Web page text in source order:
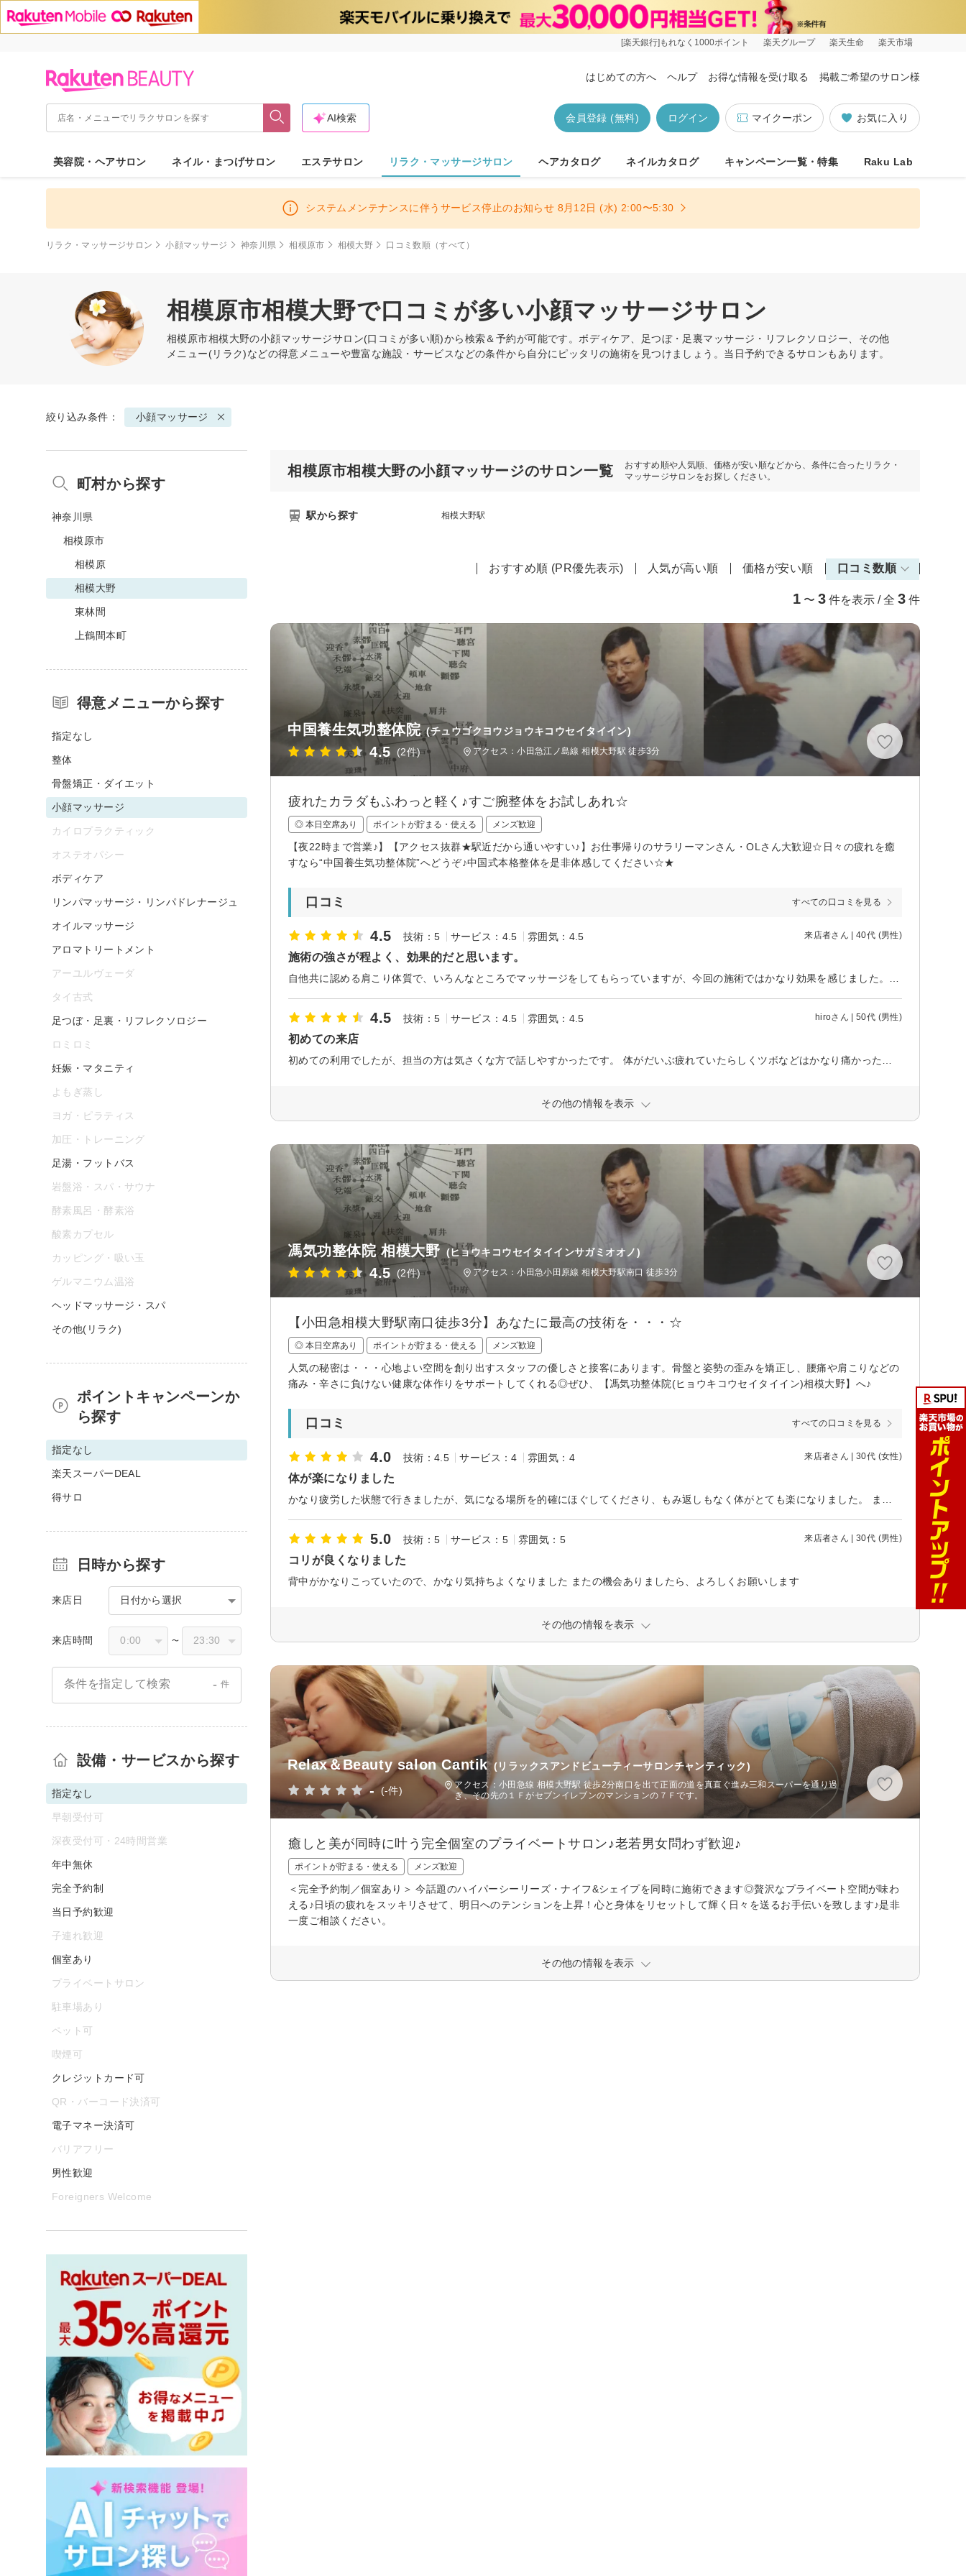
[楽天銀行]もれなく1000ポイント 楽天グループ 楽天生命 楽天市場
はじめての方へ ヘルプ お得な情報を受け取る 掲載ご希望のサロン様
お気に入り
マイクーポン
ログイン
会員登録 (無料)
AI検索
美容院・ヘアサロン ネイル・まつげサロン エステサロン リラク・マッサージサロン ヘアカタログ ネイルカタログ キャンペーン一覧・特集 Raku Lab
システムメンテナンスに伴うサービス停止のお知らせ 8月12日 (水) 2:00〜5:30
リラク・マッサージサロン 小顔マッサージ 神奈川県 相模原市 相模大野 口コミ数順（すべて）
相模原市相模大野で口コミが多い小顔マッサージサロン
相模原市相模大野の小顔マッサージサロン(口コミが多い順)から検索＆予約が可能です。ボディケア、足つぼ・足裏マッサージ・リフレクソロジー、その他
メニュー(リラク)などの得意メニューや豊富な施設・サービスなどの条件から自分にピッタリの施術を見つけましょう。当日予約できるサロンもあります。
絞り込み条件： 小顔マッサージ
相模原市相模大野の小顔マッサージのサロン一覧
おすすめ順や人気順、価格が安い順などから、条件に合ったリラク・
マッサージサロンをお探しください。
駅から探す 相模大野駅
おすすめ順 (PR優先表示) 人気が高い順 価格が安い順 口コミ数順
1 〜 3 件を表示 / 全 3 件
中国養生気功整体院 (チュウゴクヨウジョウキコウセイタイイン)
4.5 (2件) アクセス：小田急江ノ島線 相模大野駅 徒歩3分
疲れたカラダもふわっと軽く♪すご腕整体をお試しあれ☆
◎ 本日空席あり ポイントが貯まる・使える メンズ歓迎
【夜22時まで営業♪】【アクセス抜群★駅近だから通いやすい♪】お仕事帰りのサラリーマンさん・OLさん大歓迎☆日々の疲れを癒
すなら“中国養生気功整体院”へどうぞ♪中国式本格整体を是非体感してください☆★
口コミ すべての口コミを見る
4.5 技術：5 サービス：4.5 雰囲気：4.5 来店者さん | 40代 (男性)
施術の強さが程よく、効果的だと思います。
4.5 技術：5 サービス：4.5 雰囲気：4.5 hiroさん | 50代 (男性)
初めての来店
その他の情報を表示
馮気功整体院 相模大野 (ヒョウキコウセイタイインサガミオオノ)
4.5 (2件) アクセス：小田急小田原線 相模大野駅南口 徒歩3分
【小田急相模大野駅南口徒歩3分】あなたに最高の技術を・・・☆
◎ 本日空席あり ポイントが貯まる・使える メンズ歓迎
人気の秘密は・・・心地よい空間を創り出すスタッフの優しさと接客にあります。骨盤と姿勢の歪みを矯正し、腰痛や肩こりなどの
痛み・辛さに負けない健康な体作りをサポートしてくれる◎ぜひ、【馮気功整体院(ヒョウキコウセイタイイン)相模大野】へ♪
口コミ すべての口コミを見る
4.0 技術：4.5 サービス：4 雰囲気：4 来店者さん | 30代 (女性)
体が楽になりました
5.0 技術：5 サービス：5 雰囲気：5 来店者さん | 30代 (男性)
コリが良くなりました
背中がかなりこっていたので、かなり気持ちよくなりました またの機会ありましたら、よろしくお願いします
その他の情報を表示
Relax＆Beauty salon Cantik (リラックスアンドビューティーサロンチャンティック)
- (-件)
アクセス：小田急線 相模大野駅 徒歩2分南口を出て正面の道を真直ぐ進み三和スーパーを通り過
ぎ、その先の１Ｆがセブンイレブンのマンションの７Ｆです。
癒しと美が同時に叶う完全個室のプライベートサロン♪老若男女問わず歓迎♪
ポイントが貯まる・使える メンズ歓迎
＜完全予約制／個室あり＞ 今話題のハイパーシーリーズ・ナイフ&シェイプを同時に施術できます◎贅沢なプライベート空間が味わ
える♪日頃の疲れをスッキリさせて、明日へのテンションを上昇！心と身体をリセットして輝く日々を送るお手伝いを致します♪是非
一度ご相談ください。
その他の情報を表示
町村から探す
神奈川県
相模原市
相模原
相模大野
東林間
上鶴間本町
得意メニューから探す
指定なし
整体
骨盤矯正・ダイエット
小顔マッサージ
カイロプラクティック
オステオパシー
ボディケア
リンパマッサージ・リンパドレナージュ
オイルマッサージ
アロマトリートメント
アーユルヴェーダ
タイ古式
足つぼ・足裏・リフレクソロジー
ロミロミ
妊娠・マタニティ
よもぎ蒸し
ヨガ・ピラティス
加圧・トレーニング
足湯・フットバス
岩盤浴・スパ・サウナ
酵素風呂・酵素浴
酸素カプセル
カッピング・吸い玉
ゲルマニウム温浴
ヘッドマッサージ・スパ
その他(リラク)
ポイントキャンペーンか
ら探す
指定なし
楽天スーパーDEAL
得サロ
日時から探す
来店日 日付から選択
来店時間 〜
条件を指定して検索 - 件
設備・サービスから探す
指定なし
早朝受付可
深夜受付可・24時間営業
年中無休
完全予約制
当日予約歓迎
子連れ歓迎
個室あり
プライベートサロン
駐車場あり
ペット可
喫煙可
クレジットカード可
QR・バーコード決済可
電子マネー決済可
バリアフリー
男性歓迎
Foreigners Welcome